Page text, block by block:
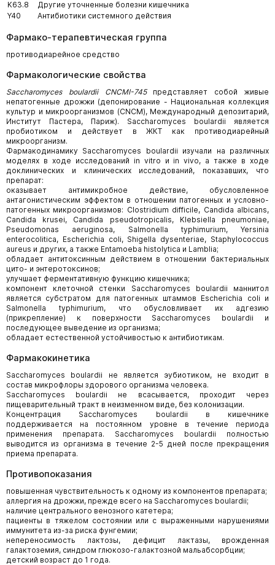
K63.8
Другие уточненные болезни кишечника
Y40
Антибиотики системного действия
Фармако-терапевтическая группа
противодиарейное средство
Фармакологические свойства
Saccharomyces boulardii CNCMI-745представляет собой живые
непатогенные дрожжи (депонирование - Национальная коллекция
культур и микроорганизмов (CNCM), Международный депозитарий,
Институт Пастера, Париж). Saccharomyces boulardii является
пробиотиком и действует в ЖКТ как противодиарейный
микроорганизм.
Фармакодинамику Saccharomyces boulardii изучали на различных
моделях в ходе исследований in vitro и in vivo, а также в ходе
доклинических и клинических исследований, показавших, что
препарат:
оказывает антимикробное действие, обусловленное
антагонистическим эффектом в отношении патогенных и условно-
патогенных микроорганизмов: Clostridium difficile, Candida albicans,
Candida krusei, Candida pseudotropicalis, Klebsiella pneumoniae,
Pseudomonas aeruginosa, Salmonella typhimurium, Yersinia
enterocolitica, Escherichia coli, Shigella dysenteriae, Staphylococcus
aureus и других, а также Entamoeba histolytica и Lamblia;
обладает антитоксинным действием в отношении бактериальных
цито- и энтеротоксинов;
улучшает ферментативную функцию кишечника;
компонент клеточной стенки Saccharomyces boulardii маннитол
является субстратом для патогенных штаммов Escherichia coli и
Salmonella typhimurium, что обусловливает их адгезию
(прикрепление) к поверхности Saccharomyces boulardii и
последующее выведение из организма;
обладает естественной устойчивостью к антибиотикам.
Фармакокинетика
Saccharomyces boulardii не является эубиотиком, не входит в
состав микрофлоры здорового организма человека.
Saccharomyces boulardii не всасывается, проходит через
пищеварительный тракт в неизменном виде, без колонизации.
Концентрация Saccharomyces boulardii в кишечнике
поддерживается на постоянном уровне в течение периода
применения препарата. Saccharomyces boulardii полностью
выводится из организма в течение 2-5 дней после прекращения
приема препарата.
Противопоказания
повышенная чувствительность к одному из компонентов препарата;
аллергия на дрожжи, прежде всего на Saccharomyces boulardii;
наличие центрального венозного катетера;
пациенты в тяжелом состоянии или с выраженными нарушениями
иммунитета из-за риска фунгемии;
непереносимость лактозы, дефицит лактазы, врожденная
галактоземия, синдром глюкозо-галактозной мальабсорбции;
детский возраст до 1 года.